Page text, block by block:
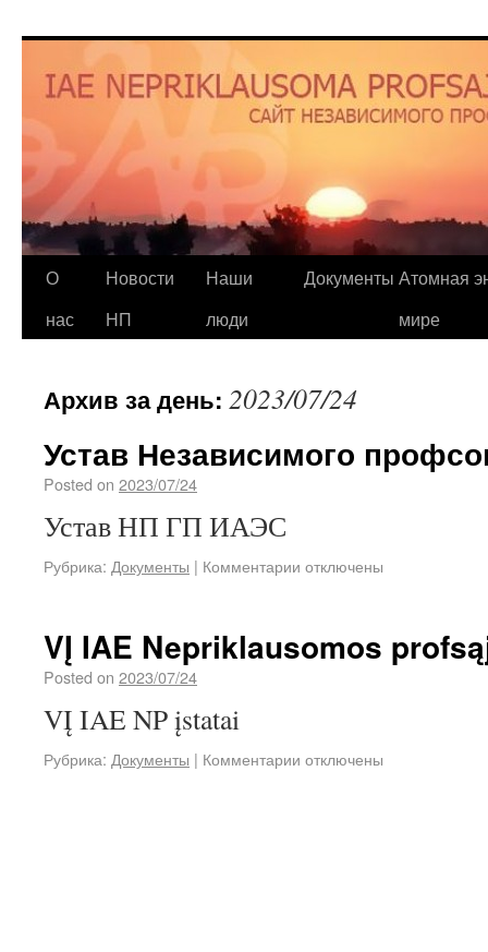
О
нас
Новости
НП
Наши
люди
Документы Атомная
мире
Архив за день: 2023/07/24
Устав Независимого
Posted on 2023/07/24
Устав НП ГП ИАЭС
Рубрика: Документы | Комментарии отключены
VĮ IAE Nepriklausomos
Posted on 2023/07/24
VĮ IAE NP įstatai
Рубрика: Документы | Комментарии отключены